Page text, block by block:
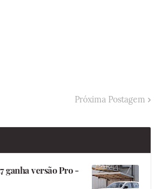
Próxima Postagem
ganha versão Pro -